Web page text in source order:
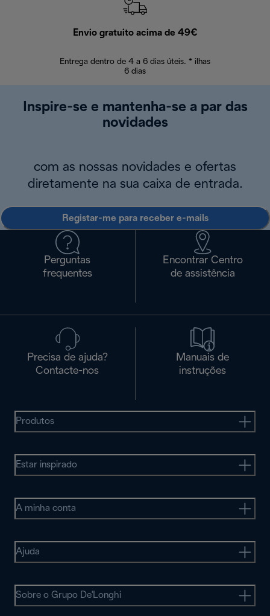
Envio gratuito acima de 49€
Entrega dentro de 4 a 6 dias úteis. * ilhas
6 dias
Inspire-se e mantenha-se a par das
novidades
com as nossas novidades e ofertas
diretamente na sua caixa de entrada.
Registar-me para receber e-mails
Perguntas
frequentes
Encontrar Centro
de assistência
Precisa de ajuda?
Contacte-nos
Manuais de
instruções
Produtos
Estar inspirado
A minha conta
Ajuda
Sobre o Grupo De'Longhi